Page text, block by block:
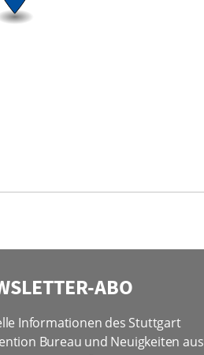
ABO
Informationen des Stuttgart
Bureau und Neuigkeiten aus